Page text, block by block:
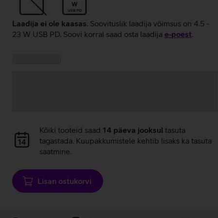
W
USB PD
Laadija ei ole kaasas. Soovituslik laadija võimsus on 4.5 -
23 W USB PD. Soovi korral saad osta laadija e‑poest.
Andmete
laadimine
Kõiki tooteid saad 14 päeva jooksul tasuta
tagastada. Kuupakkumistele kehtib lisaks ka tasuta
saatmine.
Lisan ostukorvi